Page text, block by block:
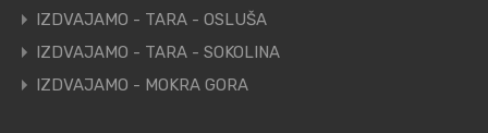
IZDVAJAMO - TARA - OSLUŠA
IZDVAJAMO - TARA - SOKOLINA
IZDVAJAMO - MOKRA GORA